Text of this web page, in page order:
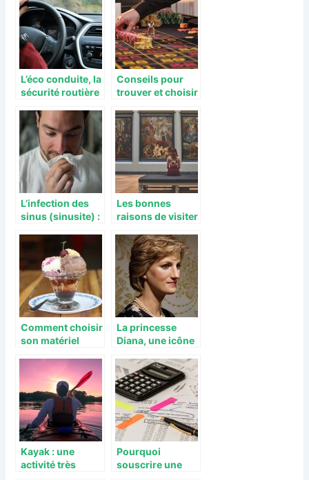
voyage.
L’éco conduite, la
sécurité routière
entreprises
Conseils pour
trouver et choisir
casinos de
confiance
L’infection des
sinus (sinusite) :
comment s’en
débarrasser
Les bonnes
raisons de visiter
Comment choisir
son matériel
réalisation de
glaces ?
La princesse
Diana, une icône
monde de la
mode
Kayak : une
activité très
Pourquoi
souscrire une